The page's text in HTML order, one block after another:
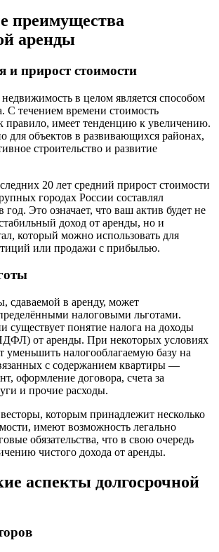
преимущества
аренды
и прирост стоимости
в целом является способом
С течением времени стоимость
правило, имеет тенденцию к увеличению.
для объектов в развивающихся районах,
строительство и развитие
20 лет средний прирост стоимости
городах России составлял
Это означает, что ваш актив будет не
доход от аренды, но и
который можно использовать для
или продажи с прибылью.
сдаваемой в аренду, может
налоговыми льготами.
существует понятие налога на доходы
от аренды. При некоторых условиях
уменьшить налогооблагаемую базу на
с содержанием квартиры —
оформление договора, счета за
и прочие расходы.
которым принадлежит несколько
имеют возможность легально
обязательства, что в свою очередь
чистого дохода от аренды.
аспекты долгосрочной